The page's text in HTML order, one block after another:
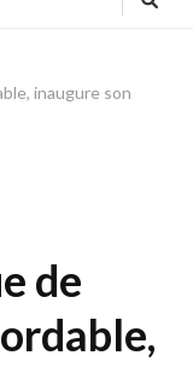
inaugure son
de